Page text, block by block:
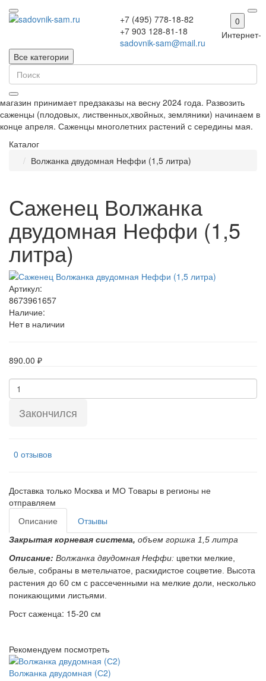
+7 (495) 778-18-82
+7 903 128-81-18
sadovnik-sam@mail.ru
0
Все категории
Интернет-
магазин принимает предзаказы на весну 2024 года. Развозить
саженцы (плодовых, лиственных,хвойных, земляники) начинаем в
конце апреля. Саженцы многолетних растений с середины мая.
Каталог
Волжанка двудомная Неффи (1,5 литра)
Саженец Волжанка
двудомная Неффи (1,5
литра)
Артикул:
8673961657
Наличие:
Нет в наличии
890.00 ₽
Закончился
0 отзывов
Доставка только Москва и МО Товары в регионы не
отправляем
Описание
Отзывы
Закрытая корневая система, объем горшка 1,5 литра
Описание: Волжанка двудомная Неффи: цветки мелкие,
белые, собраны в метельчатое, раскидистое соцветие. Высота
растения до 60 см с рассеченными на мелкие доли, несколько
поникающими листьями.
Рост саженца: 15-20 см
Рекомендуем посмотреть
Волжанка двудомная (С2)